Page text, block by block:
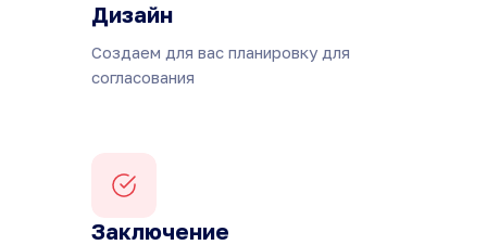
Заключение
Дизайн
Создаем для вас планировку для
согласования